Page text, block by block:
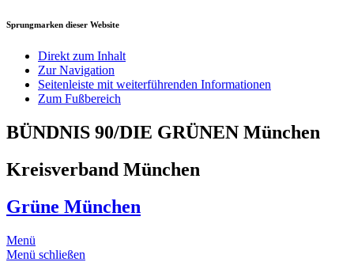
Sprungmarken dieser Website
Direkt zum Inhalt
Zur Navigation
Seitenleiste mit weiterführenden Informationen
Zum Fußbereich
BÜNDNIS 90/DIE GRÜNEN München
Kreisverband München
Grüne München
Menü
Menü schließen